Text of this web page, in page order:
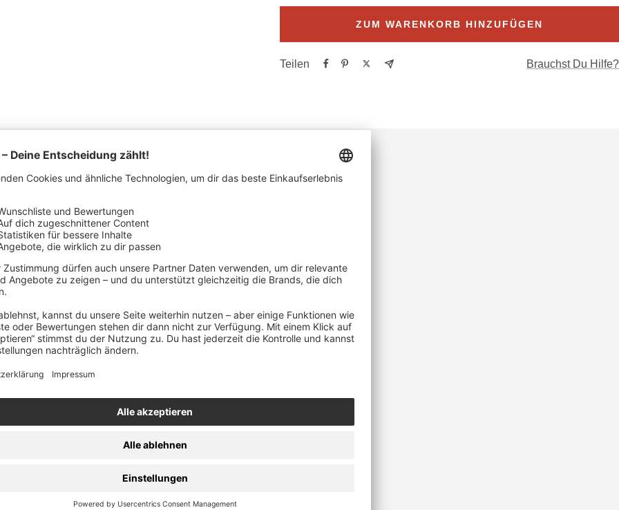
ZUM WARENKORB HINZUFÜGEN
Teilen Brauchst Du Hilfe?